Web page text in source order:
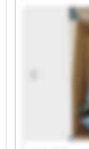
Ambold
Ambold
Ambold
Ambold
Ambold